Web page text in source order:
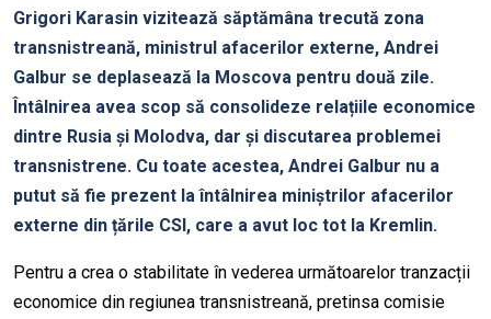
Grigori Karasin vizitează săptămâna trecută zona
transnistreană, ministrul afacerilor externe, Andrei
Galbur se deplasează la Moscova pentru două zile.
Întâlnirea avea scop să consolideze relațiile economice
dintre Rusia și Molodva, dar și discutarea problemei
transnistrene. Cu toate acestea, Andrei Galbur nu a
putut să fie prezent la întâlnirea miniștrilor afacerilor
externe din țările CSI, care a avut loc tot la Kremlin.
Pentru a crea o stabilitate în vederea următoarelor tranzacții
economice din regiunea transnistreană, pretinsa comisie